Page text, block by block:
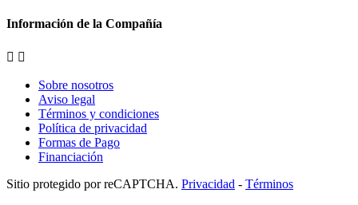
Información de la Compañía
 
Sobre nosotros
Aviso legal
Términos y condiciones
Política de privacidad
Formas de Pago
Financiación
Sitio protegido por reCAPTCHA. Privacidad - Términos